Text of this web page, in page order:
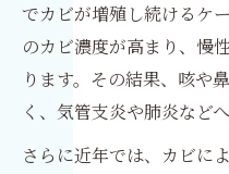
でカビが増殖し続けるケ
のカビ濃度が高まり、慢
ります。その結果、咳や
く、気管支炎や肺炎など
さらに近年では、カビに